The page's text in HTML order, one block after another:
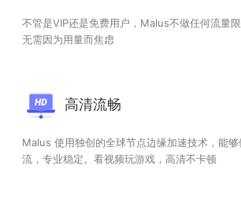
不管是VIP还是免费用户，Malus不做任何流量
无需因为用量而焦虑
高清流畅
Malus 使用独创的全球节点边缘加速技术，能
流，专业稳定。看视频玩游戏，高清不卡顿